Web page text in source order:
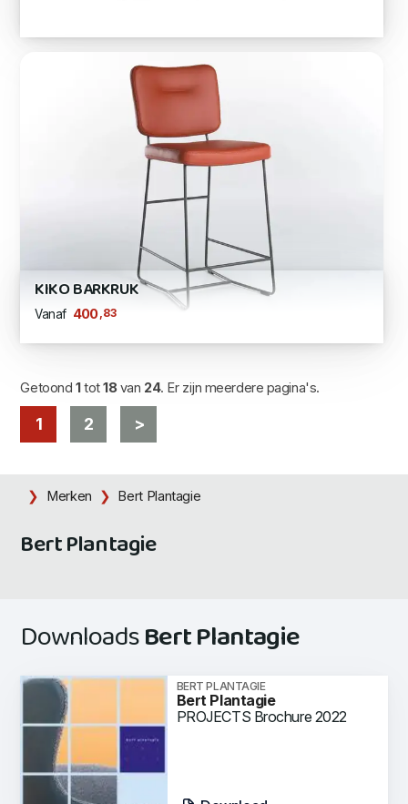
KIKO BARKRUK
Vanaf 400,83
Getoond 1tot18van 24. Er zijn meerdere pagina's.
1 2 >
Merken Bert Plantagie
Bert Plantagie
DownloadsBert Plantagie
BERT PLANTAGIE
Bert Plantagie
PROJECTS Brochure 2022